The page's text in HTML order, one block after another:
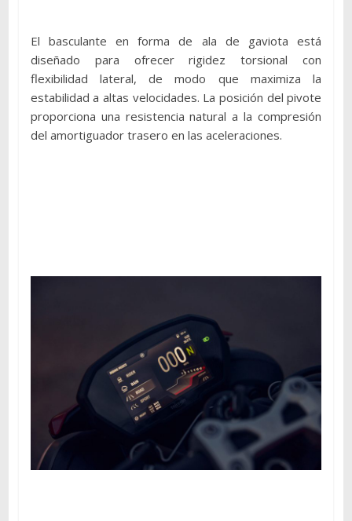
El basculante en forma de ala de gaviota está
diseñado para ofrecer rigidez torsional con
flexibilidad lateral, de modo que maximiza la
estabilidad a altas velocidades. La posición del pivote
proporciona una resistencia natural a la compresión
del amortiguador trasero en las aceleraciones.